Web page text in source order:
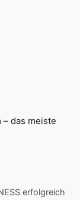
das meiste
erfolgreich